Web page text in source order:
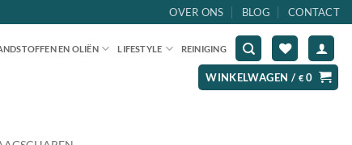
OVER ONS BLOG CONTACT
EN OLIËN LIFESTYLE REINIGING
WINKELWAGEN / €0